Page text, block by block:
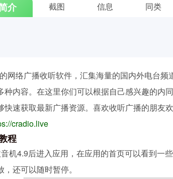
介 截图 信息 同类
网络广播收听软件，汇集海量的国内外电台
种内容。在这里你们可以根据自己感兴趣的内
速获取最新广播资源。喜欢收听广播的朋友欢
cradio.live
程
机4.9后进入应用，在应用的首页可以看到一
还可以随时暂停。